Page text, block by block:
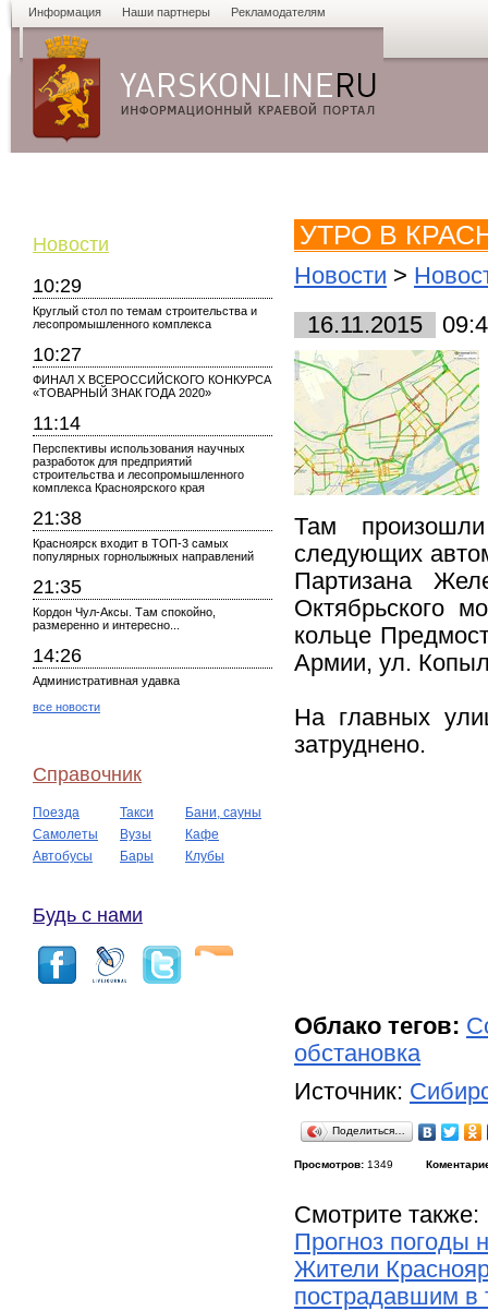
Информация Наши партнеры Рекламодателям
Новости
10:29
Круглый стол по темам строительства и
лесопромышленного комплекса
10:27
ФИНАЛ X ВСЕРОССИЙСКОГО КОНКУРСА
«ТОВАРНЫЙ ЗНАК ГОДА 2020»
11:14
Перспективы использования научных
разработок для предприятий
строительства и лесопромышленного
комплекса Красноярского края
21:38
Красноярск входит в ТОП-3 самых
популярных горнолыжных направлений
21:35
Кордон Чул-Аксы. Там спокойно,
размеренно и интересно...
14:26
Административная удавка
все новости
Справочник
Поезда Такси
Бани, сауны
Самолеты
Вузы
Кафе
Автобусы
Бары Клубы
Будь с нами
УТРО В
Новости >
16.11.2015
Там
следующих
Партизана
Октябрьского
кольце
Армии, ул.
На главных
затруднено.
Облако тегов:
обстановка
Источник:
Поделиться…
Просмотров: 1349
Смотрите также:
Прогноз погоды
Жители
пострадавшим в